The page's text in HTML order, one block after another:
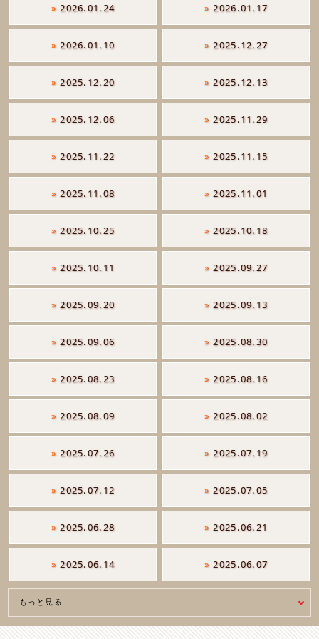
» 2026.01.24 » 2026.01.17
» 2026.01.10 » 2025.12.27
» 2025.12.20 » 2025.12.13
» 2025.12.06 » 2025.11.29
» 2025.11.22 » 2025.11.15
» 2025.11.08 » 2025.11.01
» 2025.10.25 » 2025.10.18
» 2025.10.11 » 2025.09.27
» 2025.09.20 » 2025.09.13
» 2025.09.06 » 2025.08.30
» 2025.08.23 » 2025.08.16
» 2025.08.09 » 2025.08.02
» 2025.07.26 » 2025.07.19
» 2025.07.12 » 2025.07.05
» 2025.06.28 » 2025.06.21
» 2025.06.14 » 2025.06.07
もっと見る